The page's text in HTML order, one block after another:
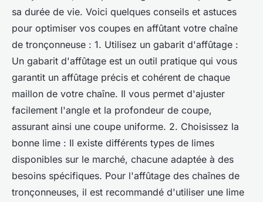
sa durée de vie. Voici quelques conseils et astuces
pour optimiser vos coupes en affûtant votre chaîne
de tronçonneuse : 1. Utilisez un gabarit d'affûtage :
Un gabarit d'affûtage est un outil pratique qui vous
garantit un affûtage précis et cohérent de chaque
maillon de votre chaîne. Il vous permet d'ajuster
facilement l'angle et la profondeur de coupe,
assurant ainsi une coupe uniforme. 2. Choisissez la
bonne lime : Il existe différents types de limes
disponibles sur le marché, chacune adaptée à des
besoins spécifiques. Pour l'affûtage des chaînes de
tronçonneuses, il est recommandé d'utiliser une lime